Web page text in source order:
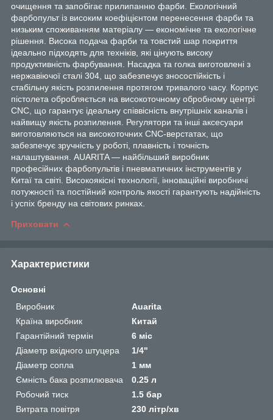
очищення та запобігає прилипанню фарби. Екологічний
фарбопульт із високим коефіцієнтом перенесення фарби та
низьким споживанням матеріалу — економічне та екологічне
рішення. Висока подача фарби та товстий шар покриття
ідеально підходять для техніків, які цінують високу
продуктивність фарбування. Насадка та голка виготовлені з
нержавіючої сталі 304, що забезпечує зносостійкість і
стабільну якість розпилення протягом тривалого часу. Корпус
пістолета обробляється на високоточному обробному центрі
CNC, що гарантує ідеальну співвісність внутрішніх каналів і
найвищу якість розпилення. Регулятори та інші аксесуари
виготовляються на високоточних CNC-верстатах, що
забезпечує зручність у роботі, плавність і точність
налаштування. AUARITA — найбільший виробник
професійних фарбопультів і пневматичних інструментів у
Китаї та світі. Високоякісні технології, інноваційні виробничі
потужності та постійний контроль якості гарантують надійність
і успіх бренду на світових ринках.
Приховати
Характеристики
Основні
Виробник
Auarita
Країна виробник
Китай
Гарантійний термін
6 міс
Діаметр вхідного штуцера
1/4"
Діаметр сопла
1 мм
Ємність бака розпилювача
0.25 л
Робочий тиск
1.5 бар
Витрата повітря
230 літр/хв